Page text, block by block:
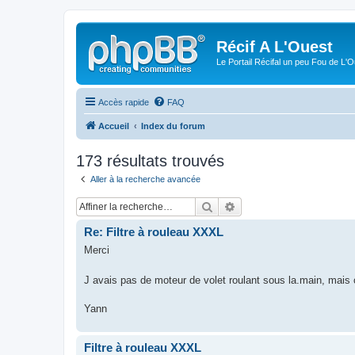
Récif A L'Ouest
Le Portail Récifal un peu Fou de
Accès rapide FAQ
Accueil Index du forum
173 résultats trouvés
Aller à la recherche avancée
Rechercher
Re: Filtre à rouleau XXXL
Merci
J avais pas de moteur de volet roulant sous la.main,
Yann
Filtre à rouleau XXXL